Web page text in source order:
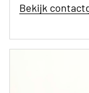
Bekijk